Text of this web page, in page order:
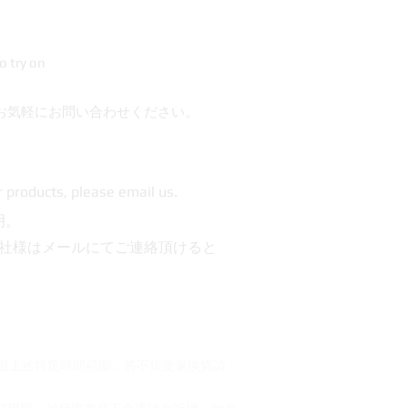
try on
軽にお問い合わせください。
please email us.
様はメールにてご連絡頂けると